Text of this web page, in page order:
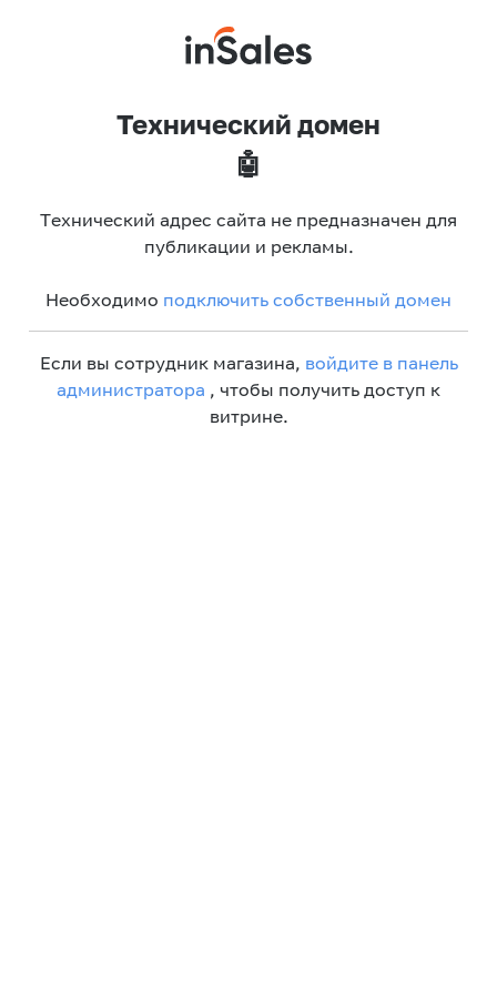
Технический домен
🤖
Технический адрес сайта не предназначен для
публикации и рекламы.
Необходимо подключить собственный домен
Если вы сотрудник магазина, войдите в панель
администратора , чтобы получить доступ к
витрине.